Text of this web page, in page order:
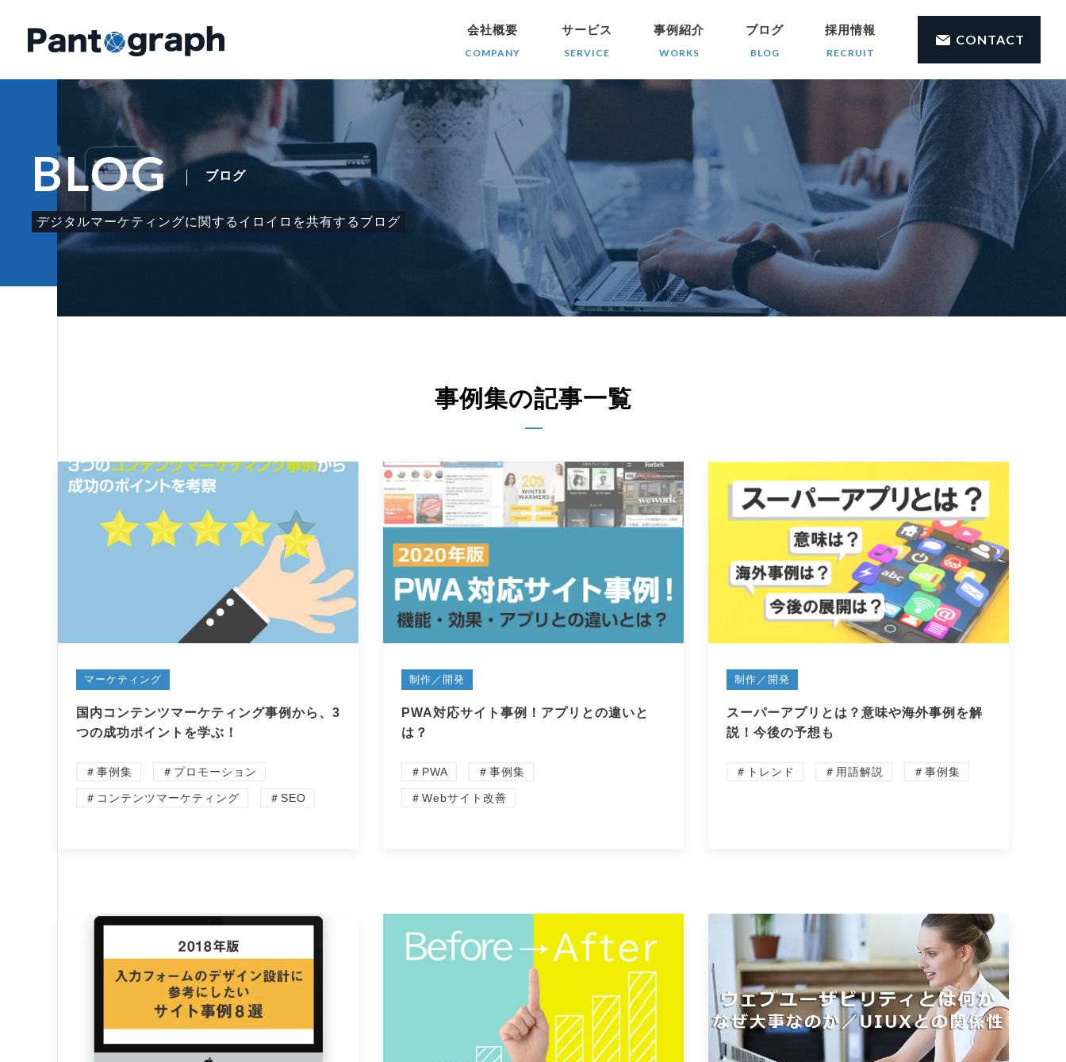
会社概要
COMPANY
サービス
SERVICE
事例紹介
WORKS
ブログ
BLOG
採用情報
RECRUIT
CONTACT
BLOG ブログ
デジタルマーケティングに関する イロイロを共有するブログ
事例集の記事一覧
マーケティング
国内コンテンツマーケティング事例から、3
つの成功ポイントを学ぶ！
＃事例集 ＃プロモーション
＃コンテンツマーケティング ＃SEO
制作／開発
PWA対応サイト事例！アプリとの違いと
は？
＃PWA ＃事例集
＃Webサイト改善
制作／開発
スーパーアプリとは？意味や海外事例を解
説！今後の予想も
＃トレンド ＃用語解説 ＃事例集